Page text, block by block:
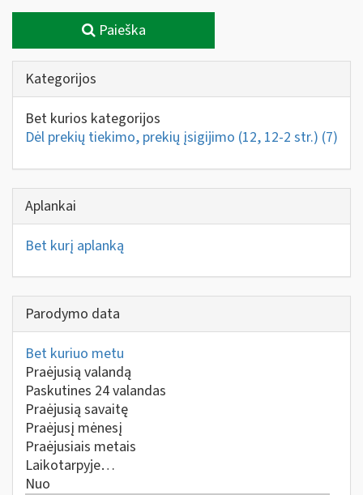
Paieška
Kategorijos
Bet kurios kategorijos
Dėl prekių tiekimo, prekių įsigijimo (12, 12-2 str.) (7)
Aplankai
Bet kurį aplanką
Parodymo data
Bet kuriuo metu
Praėjusią valandą
Paskutines 24 valandas
Praėjusią savaitę
Praėjusį mėnesį
Praėjusiais metais
Laikotarpyje…
Nuo